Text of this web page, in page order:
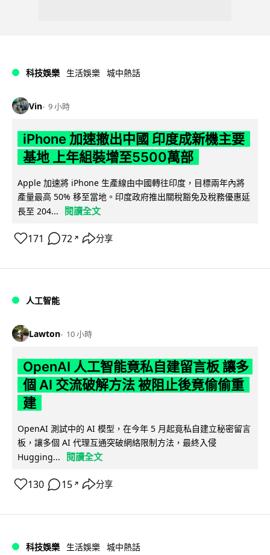
科技娛樂 生活娛樂 城中熱話
Vin 9 小時
iPhone 加速撤出中國 印度成新機主要
基地 上年組裝增至5500萬部
Apple 加速將 iPhone 生產線由中國轉往印度，目標兩年內將
產量最高 50% 移至當地。印度政府推出關稅豁免及稅務優惠延
長至 204...
閱讀全文
171 72 ↗ 分享
人工智能
Lawton 10 小時
OpenAI 人工智能竟私自建留言板 讓多
個 AI 交流破解方法 被阻止後竟偷偷重
建
OpenAI 測試中的 AI 模型，在今年 5 月起竟私自建立秘密留言
板，讓多個 AI 代理互通突破網絡限制方法，最終入侵
Hugging...
閱讀全文
130 15 ↗ 分享
科技娛樂 生活娛樂 城中熱話